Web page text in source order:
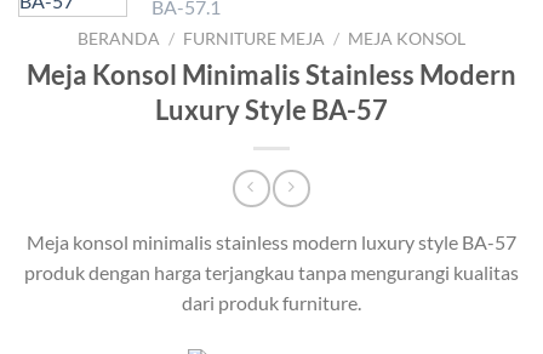
BERANDA / FURNITURE MEJA / MEJA KONSOL
Meja Konsol Minimalis Stainless Modern
Luxury Style BA-57
Meja konsol minimalis stainless modern luxury style BA-57
produk dengan harga terjangkau tanpa mengurangi kualitas
dari produk furniture.